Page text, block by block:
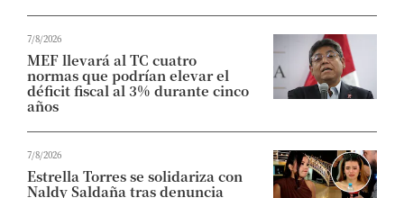
7/8/2026
MEF llevará al TC cuatro
normas que podrían elevar el
déficit fiscal al 3% durante cinco
años
7/8/2026
Estrella Torres se solidariza con
Naldy Saldaña tras denuncia